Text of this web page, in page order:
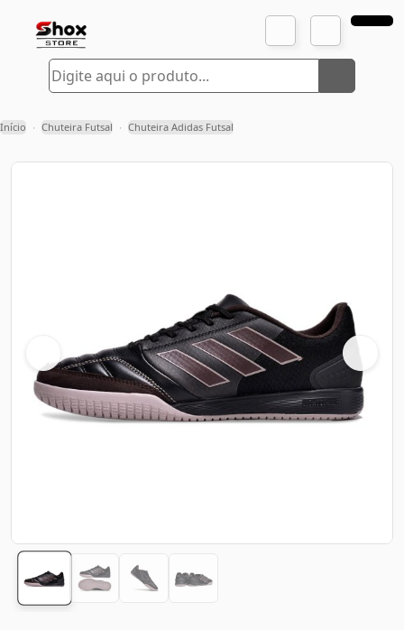
Início › Chuteira Futsal › Chuteira Adidas Futsal